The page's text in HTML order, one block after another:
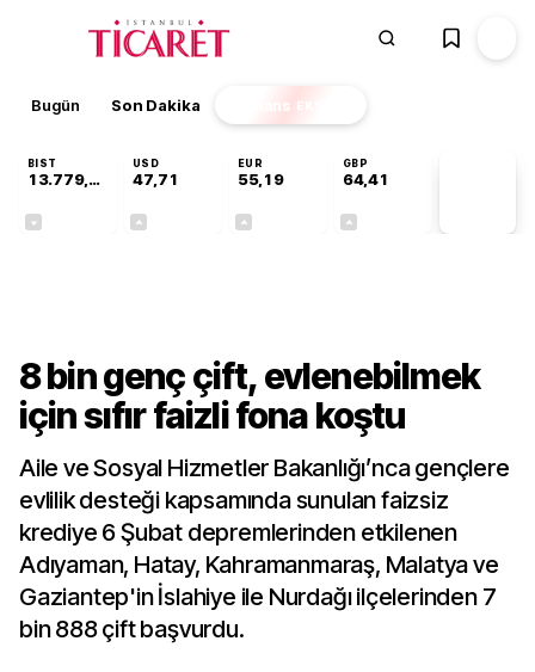
Bugün Son Dakika Finans EKSTRA
BIST
13.779,39
USD
47,71
EUR
55,19
GBP
64,41
8 bin genç çift, evlenebilmek
için sıfır faizli fona koştu
Aile ve Sosyal Hizmetler Bakanlığı’nca gençlere
evlilik desteği kapsamında sunulan faizsiz
krediye 6 Şubat depremlerinden etkilenen
Adıyaman, Hatay, Kahramanmaraş, Malatya ve
Gaziantep'in İslahiye ile Nurdağı ilçelerinden 7
bin 888 çift başvurdu.